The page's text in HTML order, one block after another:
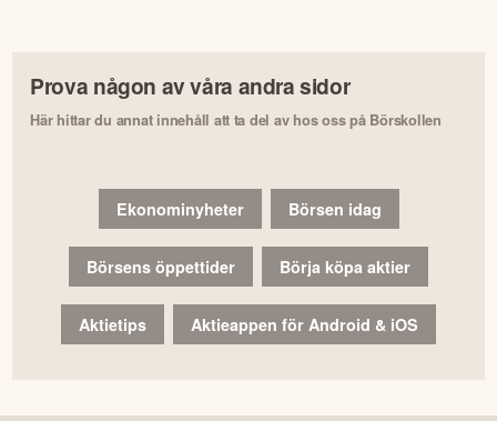
Prova någon av våra andra sidor
Här hittar du annat innehåll att ta del av hos oss på Börskollen
Ekonominyheter Börsen idag
Börsens öppettider Börja köpa aktier
Aktietips Aktieappen för Android & iOS